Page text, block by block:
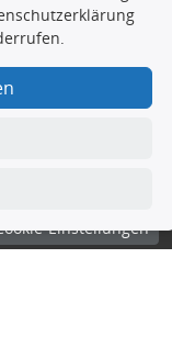
Hemsbünde |
Einstellungen